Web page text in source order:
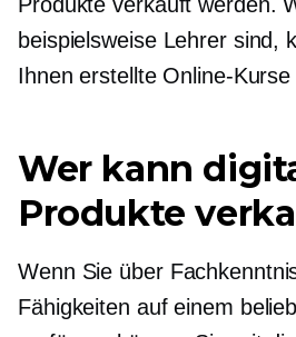
beispielsweise Lehrer sind,
Ihnen erstellte Online-
Wer kann
Produkte
Wenn Sie über
Fähigkeiten auf einem